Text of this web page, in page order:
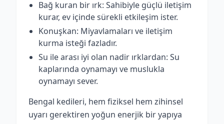
Bağ kuran bir ırk: Sahibiyle güçlü iletişim
kurar, ev içinde sürekli etkileşim ister.
Konuşkan: Miyavlamaları ve iletişim
kurma isteği fazladır.
Su ile arası iyi olan nadir ırklardan: Su
kaplarında oynamayı ve muslukla
oynamayı sever.
Bengal kedileri, hem fiziksel hem zihinsel
uyarı gerektiren yoğun enerjik bir yapıya